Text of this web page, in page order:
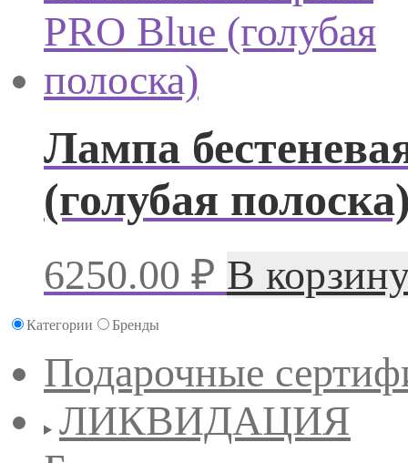
Лампа
(голубая
6250.00 ₽ В
Категории Бренды
Подарочные
ЛИКВИДАЦИЯ